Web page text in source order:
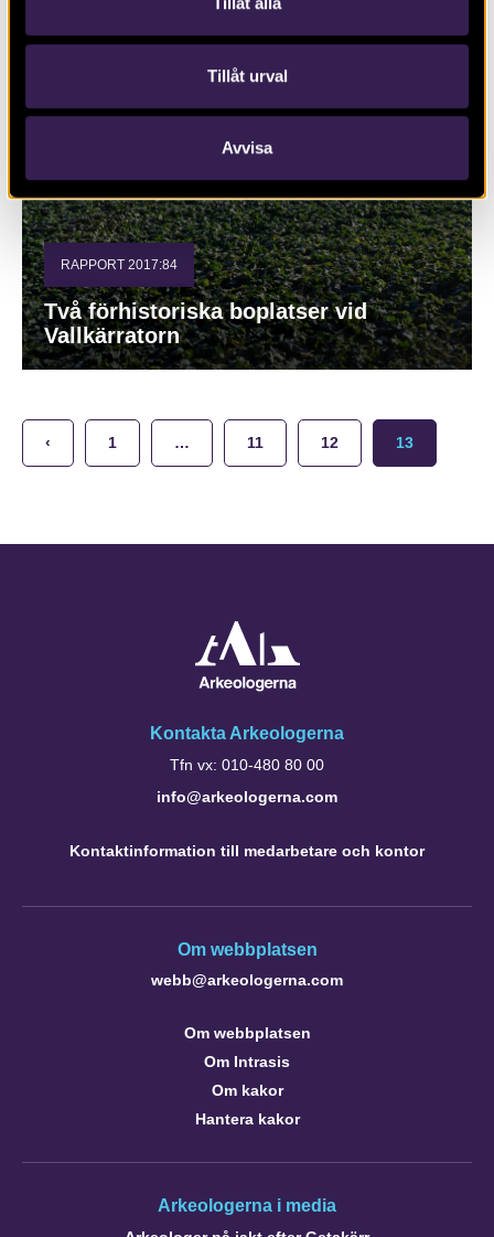
Tillåt urval
Avvisa
RAPPORT 2017:84
Två förhistoriska boplatser vid
Vallkärratorn
‹ 1 … 11 12 13
Kontakta Arkeologerna
Tfn vx: 010-480 80 00
info@arkeologerna.com
Kontaktinformation till medarbetare och kontor
Om webbplatsen
webb@arkeologerna.com
Om webbplatsen
Om Intrasis
Om kakor
Hantera kakor
Arkeologerna i media